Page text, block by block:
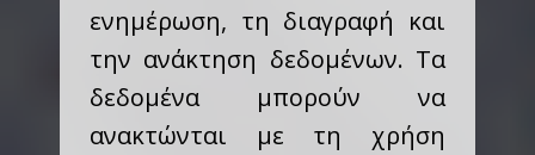
ενημέρωση, τη διαγραφή και
την ανάκτηση δεδομένων. Τα
δεδομένα μπορούν να
ανακτώνται με τη χρήση